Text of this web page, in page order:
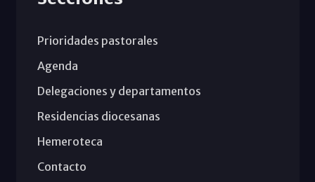
Prioridades pastorales
Agenda
Delegaciones y departamentos
Residencias diocesanas
Hemeroteca
Contacto